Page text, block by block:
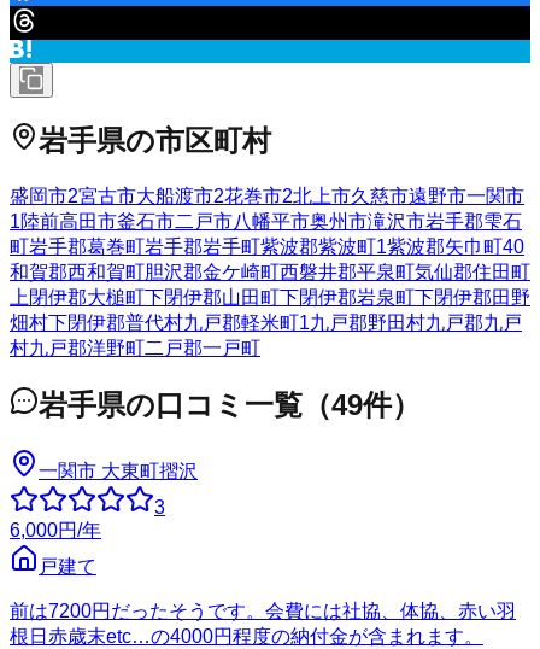
岩手県の市区町村
盛岡市2宮古市大船渡市2花巻市2北上市久慈市遠野市一関市
1陸前高田市釜石市二戸市八幡平市奥州市滝沢市岩手郡雫石
町岩手郡葛巻町岩手郡岩手町紫波郡紫波町1紫波郡矢巾町40
和賀郡西和賀町胆沢郡金ケ崎町西磐井郡平泉町気仙郡住田町
上閉伊郡大槌町下閉伊郡山田町下閉伊郡岩泉町下閉伊郡田野
畑村下閉伊郡普代村九戸郡軽米町1九戸郡野田村九戸郡九戸
村九戸郡洋野町二戸郡一戸町
岩手県の口コミ一覧 （49件）
一関市 大東町摺沢
3
6,000円/年
戸建て
前は7200円だったそうです。会費には社協、体協、赤い羽
根日赤歳末etc…の4000円程度の納付金が含まれます。